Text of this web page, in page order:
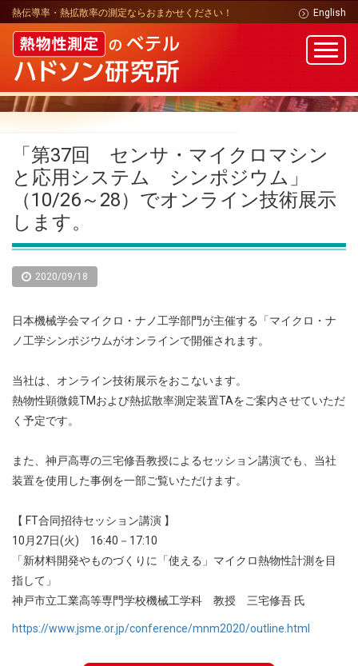
熱伝導率・熱拡散率の測定ならおまかせください！ English
「第37回 センサ・マイクロマシン
と応用システム シンポジウム」
（10/26～28）でオンライン技術展示
します。
2020/09/18
日本機械学会マイクロ・ナノ工学部門が主催する「マイクロ・ナ
ノ工学シンポジウムがオンラインで開催されます。
当社は、オンライン技術展示をおこないます。
熱物性顕微鏡TMおよび熱拡散率測定装置TAをご案内させていただ
く予定です。
また、神戸高専の三宅修吾教授によるセッション講演でも、当社
装置を使用した事例を一部ご覧いただけます。
【 FT合同招待セッション講演 】
10月27日(火) 16:40－17:10
「新材料開発やものづくりに「使える」マイクロ熱物性計測を目
指して」
神戸市立工業高等専門学校機械工学科 教授 三宅修吾 氏
https://www.jsme.or.jp/conference/mnm2020/outline.html